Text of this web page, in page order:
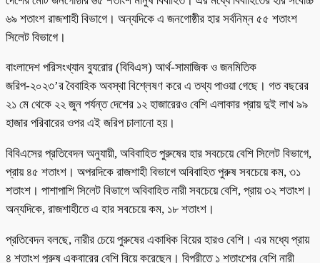
৬৯ শতাংশ রাজশাহী বিভাগে। অন্যদিকে এ জনগোষ্ঠীর হার সর্বনিম্ন ৫৫ শতাংশ
সিলেট বিভাগে।
বাংলাদেশ পরিসংখ্যান ব্যুরোর (বিবিএস) আর্থ-সামাজিক ও জনমিতিক
জরিপ-২০২৩’র বৈবাহিক অবস্থা বিশ্লেষণ করে এ তথ্য পাওয়া গেছে। গত বছরের
২১ মে থেকে ২২ জুন পর্যন্ত দেশের ১২ হাজারেরও বেশি এলাকার প্রায় দুই লাখ ৯৯
হাজার পরিবারের ওপর এই জরিপ চালানো হয়।
বিবিএসের প্রতিবেদন অনুযায়ী, অবিবাহিত পুরুষের হার সবচেয়ে বেশি সিলেট বিভাগে,
প্রায় ৪৫ শতাংশ। অপরদিকে রাজশাহী বিভাগে অবিবাহিত পুরুষ সবচেয়ে কম, ৩১
শতাংশ। পাশাপাশি সিলেট বিভাগে অবিবাহিত নারী সবচেয়ে বেশি, প্রায় ৩২ শতাংশ।
অন্যদিকে, রাজশাহীতে এ হার সবচেয়ে কম, ১৮ শতাংশ।
প্রতিবেদন বলছে, নারীর চেয়ে পুরুষের একাধিক বিয়ের হারও বেশি। এর মধ্যে প্রায়
৪ শতাংশ পুরুষ একবারের বেশি বিয়ে করেছেন। বিপরীতে ১ শতাংশের বেশি নারী